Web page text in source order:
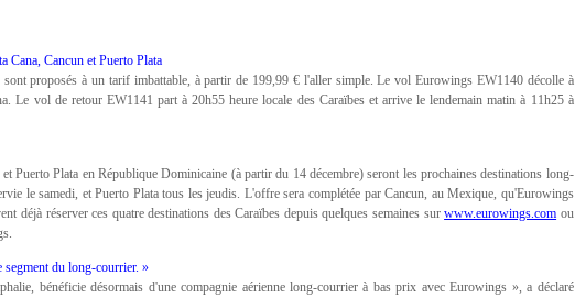
Cana, Cancun et Puerto Plata
proposés à un tarif imbattable, à partir de 199,99 € l'aller simple. Le vol Eurowings EW1140 décolle à
Le vol de retour EW1141 part à 20h55 heure locale des Caraïbes et arrive le lendemain matin à 11h25 à
Puerto Plata en République Dominicaine (à partir du 14 décembre) seront les prochaines destinations long-
le samedi, et Puerto Plata tous les jeudis. L'offre sera complétée par Cancun, au Mexique, qu'Eurowings
déjà réserver ces quatre destinations des Caraïbes depuis quelques semaines surwww.eurowings.com ou
du long-courrier. »
bénéficie désormais d'une compagnie aérienne long-courrier à bas prix avec Eurowings », a déclaré